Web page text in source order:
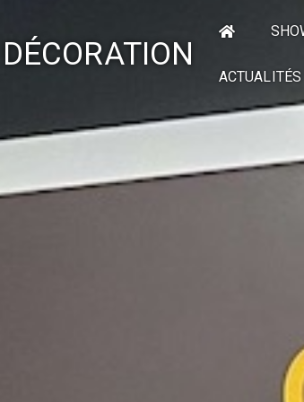
ACTUALITÉS